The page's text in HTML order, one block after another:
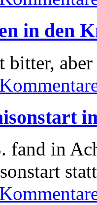
in den
bitter,
fand in